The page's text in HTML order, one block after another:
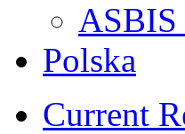
ASBIS
Polska
Current